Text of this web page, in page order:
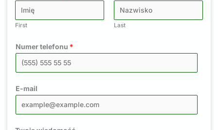
First Last
Numer telefonu *
E-mail